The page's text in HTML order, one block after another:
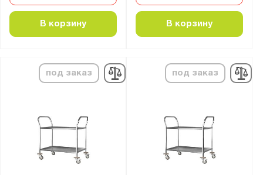
В корзину В корзину
под заказ под заказ